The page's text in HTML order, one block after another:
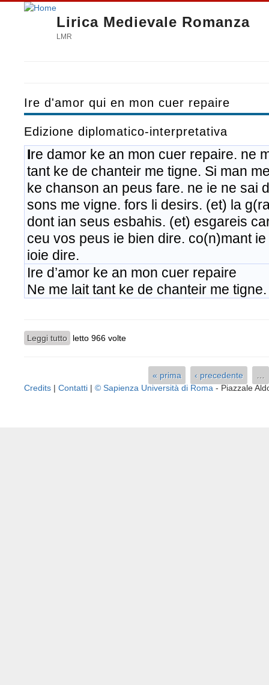
Lirica Medievale Romanza
LMR
Ire d'amor qui en mon cuer repaire
Edizione diplomatico-interpretativa
Ire damor ke an mon cuer repaire. ne
tant ke de chanteir me tigne. Si man
ke chanson an peus fare. ne ie ne sai
sons me vigne. fors li desirs. (et) la
dont ian seus esbahis. (et) esgareis
ceu vos peus ie bien dire. co(n)mant
ioie dire. ​
Ire d’amor ke an mon cuer repaire
Ne me lait tant ke de chanteir me tigne.
Leggi tutto su Edizione diplomatico-interpretativa
letto 966 volte
Pagine
« prima ‹ precedente
Credits | Contatti | © Sapienza Università di Roma- Piazzale